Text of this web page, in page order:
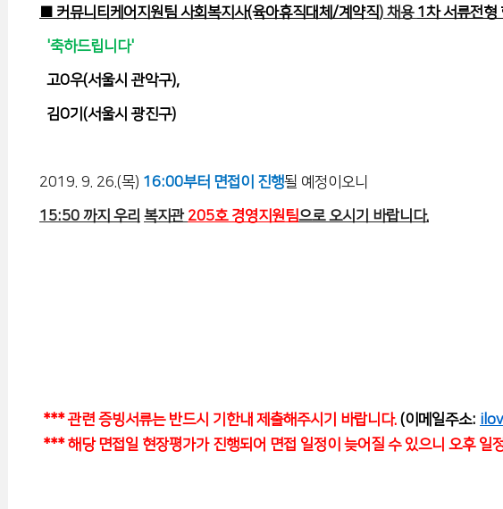
■ 커뮤니티케어지원팀 사회복지사(육아휴직대체/계약직) 채용 1차 서류전형
'축하드립니다'
고O우(서울시 관악구),
김O기(서울시 광진구)
2019. 9. 26.(목) 16:00부터 면접이 진행될 예정이오니
15:50 까지 우리 복지관 205호 경영지원팀으로 오시기 바랍니다.
*** 관련 증빙서류는 반드시 기한내 제출해주시기 바랍니다. (이메일주소:
*** 해당 면접일 현장평가가 진행되어 면접 일정이 늦어질 수 있으니 오후 일